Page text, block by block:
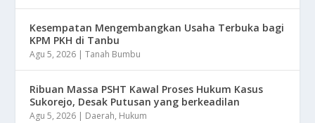
Kesempatan Mengembangkan Usaha Terbuka bagi
KPM PKH di Tanbu
Agu 5, 2026 |Tanah Bumbu
Ribuan Massa PSHT Kawal Proses Hukum Kasus
Sukorejo, Desak Putusan yang berkeadilan
Agu 5, 2026 | Daerah, Hukum